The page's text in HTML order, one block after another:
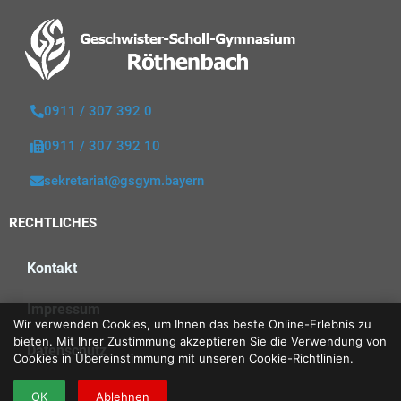
0911 / 307 392 0
0911 / 307 392 10
sekretariat@gsgym.bayern
RECHTLICHES
Kontakt
Impressum
Datenschutz
Wir verwenden Cookies, um Ihnen das beste Online-Erlebnis zu
bieten. Mit Ihrer Zustimmung akzeptieren Sie die Verwendung von
Cookies in Übereinstimmung mit unseren Cookie-Richtlinien.
OK Ablehnen